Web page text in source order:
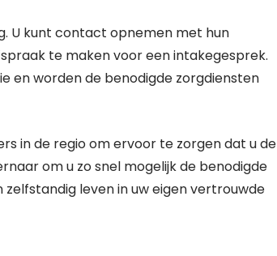
U kunt contact opnemen met hun
te maken voor een intakegesprek.
en worden de benodigde zorgdiensten
in de regio om ervoor te zorgen dat u de
om u zo snel mogelijk de benodigde
leven in uw eigen vertrouwde